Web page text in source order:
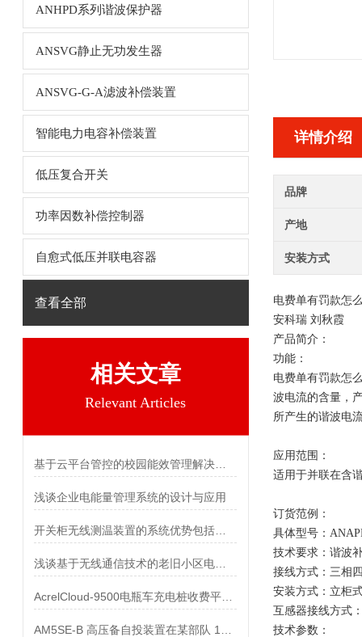
ANHPD系列谐波保护器
ANSVG静止无功发生器
ANSVG-G-A滤波补偿装置
智能电力电容补偿装置
低压复合开关
功率因数补偿控制器
自愈式低压并联电容器
查看全部
相关文章
Relevant Articles
浅谈企业电能量管理系统的设计与应用
详情介绍
品牌
产地
安装方式
电费单有罚款怎
安科瑞 刘秋霞
产品简介：
功能：
电费单有罚款怎
波电流的含量，
所产生的谐波电
应用范围：
适用于并联在含
订货范例：
具体型号：
技术要求：谐波
接线方式：三相
安装方式：立柜
互感器接线方式
技术参数：